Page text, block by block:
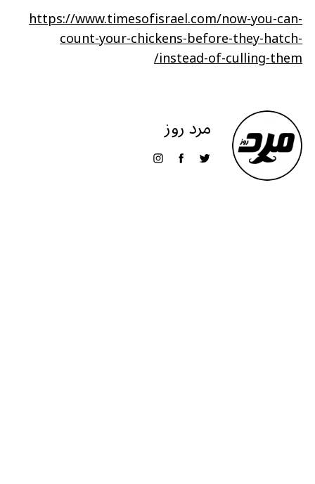
https://www.timesofisrael.com/now-you-can-
count-your-chickens-before-they-hatch-
instead-of-culling-them/
مرد روز